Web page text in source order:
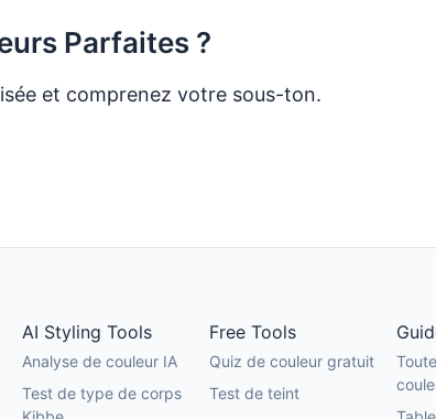
Parfaites ?
et comprenez votre sous-ton.
AI Styling Tools
Analyse de couleur IA
Test de type de corps
Free Tools
Quiz de couleur gratuit
Test de teint